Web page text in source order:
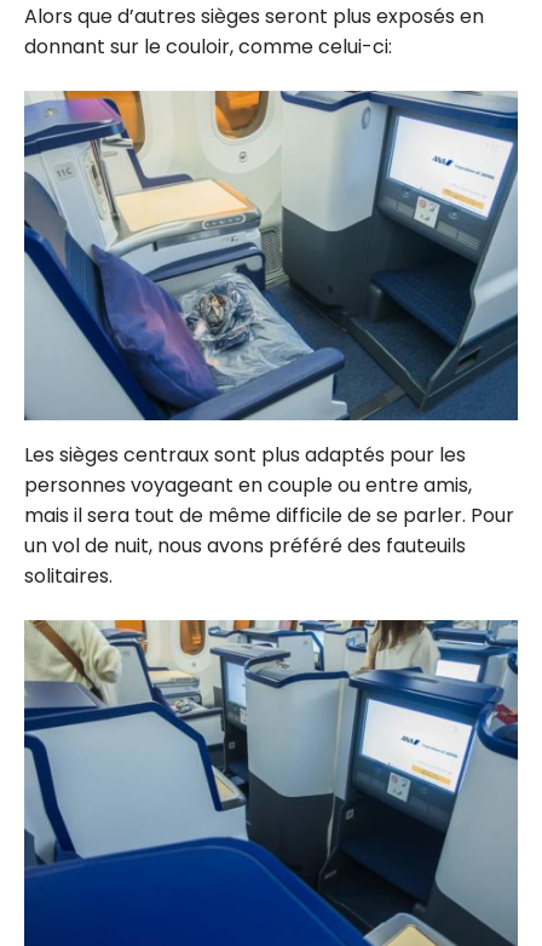
Alors que d’autres sièges seront plus exposés en
donnant sur le couloir, comme celui-ci:
Les sièges centraux sont plus adaptés pour les
personnes voyageant en couple ou entre amis,
mais il sera tout de même difficile de se parler. Pour
un vol de nuit, nous avons préféré des fauteuils
solitaires.